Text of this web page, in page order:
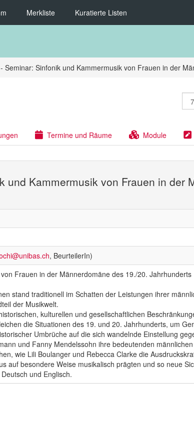
Merkliste Kuratierte Listen
Seminar: Sinfonik und Kammermusik von Frauen in der
Termine und Räume Module
und Kammermusik von Frauen in der
, BeurteilerIn)
Frauen in der Männerdomäne des 19./20. Jahrhunderts
stand traditionell im Schatten der Leistungen ihrer
der Musikwelt.
kulturellen und gesellschaftlichen
die Situationen des 19. und 20. Jahrhunderts, um
Umbrüche auf die sich wandelnde Einstellung
und Fanny Mendelssohn ihre bedeutenden
wie Lili Boulanger und Rebecca Clarke die
auf besondere Weise musikalisch prägten und so neue
und Englisch.